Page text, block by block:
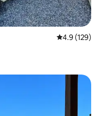
從 129 則評
4.9 (129)